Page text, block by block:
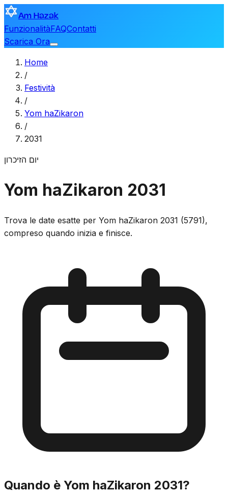
Am Hazak
FunzionalitàFAQContatti
Scarica Ora
Home
/
Festività
/
Yom haZikaron
/
2031
יום הזיכרון
Yom haZikaron 2031
Trova le date esatte per Yom haZikaron 2031 (5791),
compreso quando inizia e finisce.
Quando è Yom haZikaron 2031?